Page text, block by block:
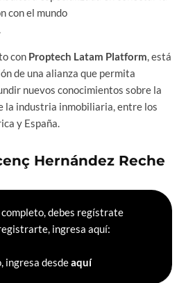
con el mundo
con Proptech Latam Platform, está
de una alianza que permita
nuevos conocimientos sobre la
la industria inmobiliaria, entre los
y España.
Hernández Reche
debes regístrate
ingresa aquí:
ingresa desdeaquí